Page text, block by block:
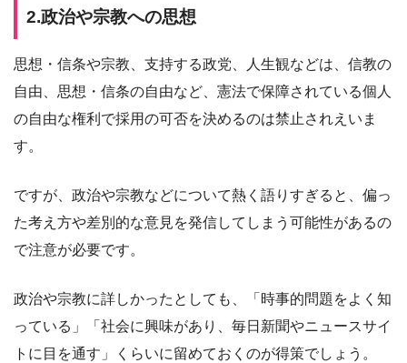
2.政治や宗教への思想
思想・信条や宗教、支持する政党、人生観などは、信教の
自由、思想・信条の自由など、憲法で保障されている個人
の自由な権利で採用の可否を決めるのは禁止されえいま
す。
ですが、政治や宗教などについて熱く語りすぎると、偏っ
た考え方や差別的な意見を発信してしまう可能性があるの
で注意が必要です。
政治や宗教に詳しかったとしても、「時事的問題をよく知
っている」「社会に興味があり、毎日新聞やニュースサイ
トに目を通す」くらいに留めておくのが得策でしょう。